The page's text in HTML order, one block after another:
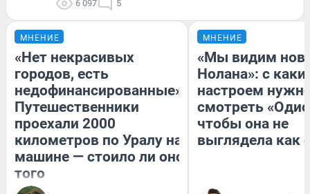
6 097 5
МНЕНИЕ
«Нет некрасивых
городов, есть
недофинансированные».
Путешественники
проехали 2000
километров по Уралу на
машине — стоило ли оно
того
МНЕНИЕ
«Мы видим
Нолана»: с
настроем
смотреть
чтобы она не
выглядела как